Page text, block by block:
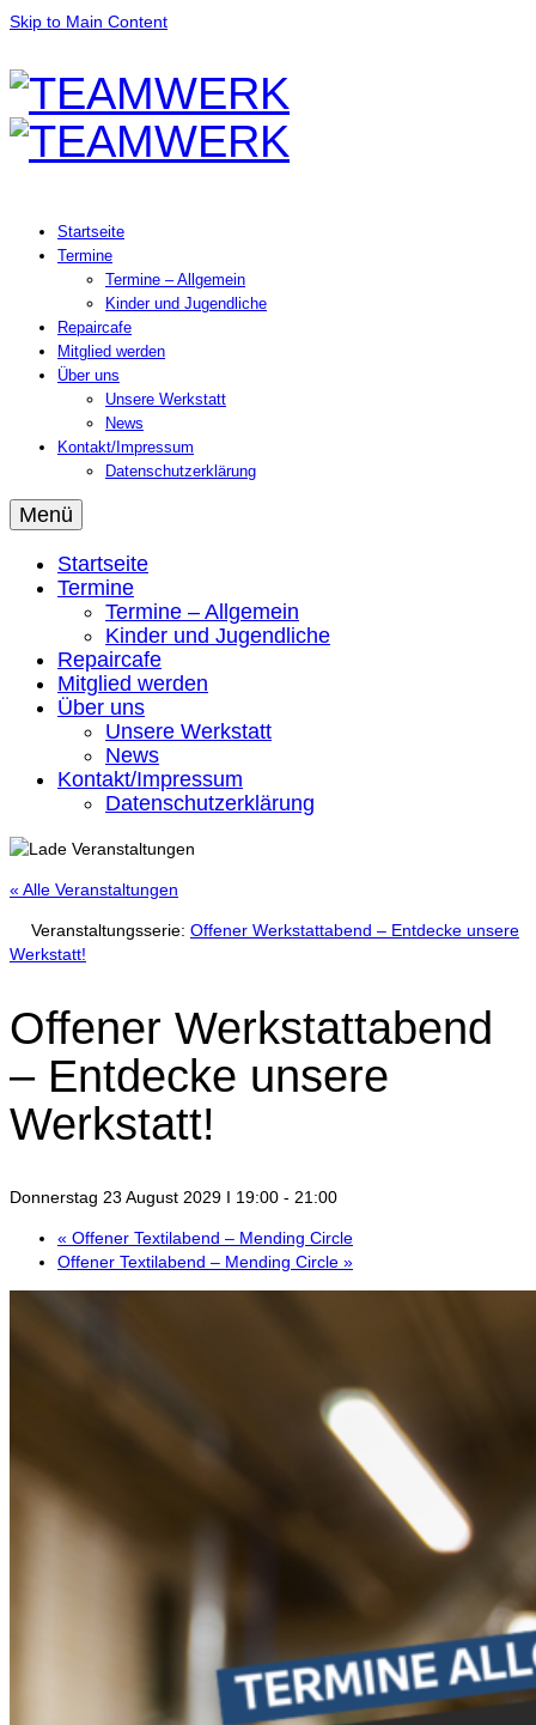
Skip to Main Content
Startseite
Termine
Termine – Allgemein
Kinder und Jugendliche
Repaircafe
Mitglied werden
Über uns
Unsere Werkstatt
News
Kontakt/Impressum
Datenschutzerklärung
Menü
Startseite
Termine
Termine – Allgemein
Kinder und Jugendliche
Repaircafe
Mitglied werden
Über uns
Unsere Werkstatt
News
Kontakt/Impressum
Datenschutzerklärung
« Alle Veranstaltungen
Veranstaltungsserie: Offener Werkstattabend – Entdecke unsere
Werkstatt!
Offener Werkstattabend
– Entdecke unsere
Werkstatt!
Donnerstag 23 August 2029 I 19:00 - 21:00
« Offener Textilabend – Mending Circle
Offener Textilabend – Mending Circle »